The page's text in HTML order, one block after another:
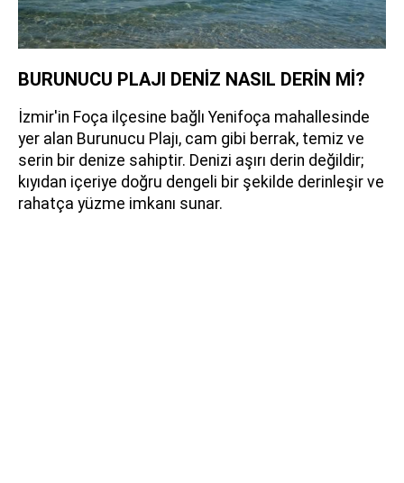
BURUNUCU PLAJI DENİZ NASIL DERİN Mİ?
İzmir'in Foça ilçesine bağlı Yenifoça mahallesinde
yer alan Burunucu Plajı, cam gibi berrak, temiz ve
serin bir denize sahiptir. Denizi aşırı derin değildir;
kıyıdan içeriye doğru dengeli bir şekilde derinleşir ve
rahatça yüzme imkanı sunar.